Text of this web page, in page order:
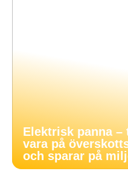
Elektrisk panna –
vara på
och sparar på